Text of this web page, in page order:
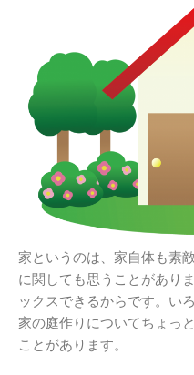
家というのは、家自体も素
に関しても思うことがあり
ックスできるからです。い
家の庭作りについてちょっ
ことがあります。